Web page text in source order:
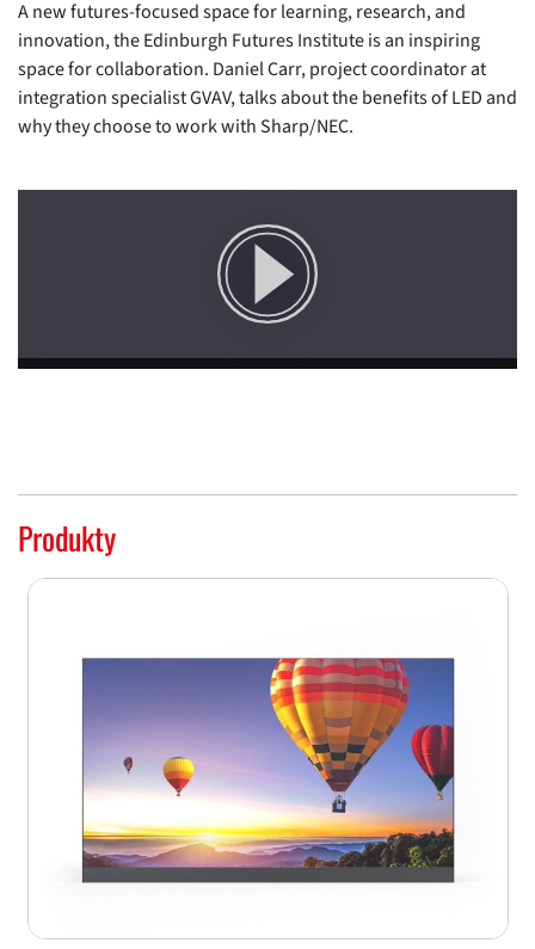
A new futures-focused space for learning, research, and
innovation, the Edinburgh Futures Institute is an inspiring
space for collaboration. Daniel Carr, project coordinator at
integration specialist GVAV, talks about the benefits of LED and
why they choose to work with Sharp/NEC.
Produkty